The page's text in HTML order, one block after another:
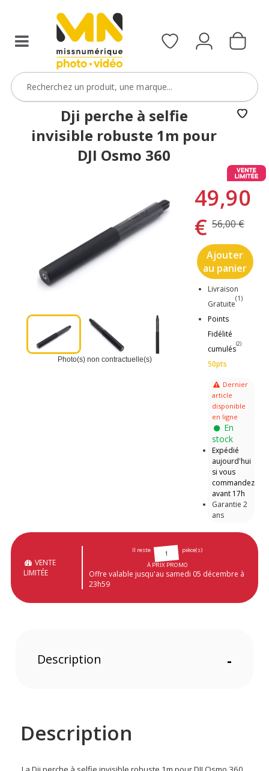
Dji perche à selfie
invisible robuste 1m pour
DJI Osmo 360
Photo(s) non contractuelle(s)
49,90
€ 56,00 €
Ajouter
au panier
Livraison
Gratuite
(1)
Points
Fidélité
cumulés
(2)
50pts
Dernier
article
disponible
en ligne
En
stock
Expédié
aujourd'hui
si vous
commandez
avant 17h
Garantie 2
ans
VENTE
LIMITÉE
Il reste 1
pièce(s)
À PRIX PROMO
Offre valable jusqu'au samedi 05 décembre à
23h59
Description -
Description